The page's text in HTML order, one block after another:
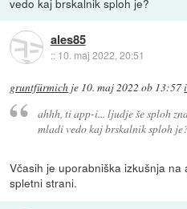
ales85
:: 10. maj 2022, 20:51
gruntfürmich je 10. maj 2022 ob 13:57
ahhh, ti app-i... ljudje še sploh
mladi vedo kaj brskalnik sploh
Včasih je uporabniška izkušnja
spletni strani.